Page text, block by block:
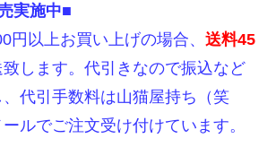
実施中■
円以上お買い上げの場合、 送料45
します。代引きなので振込など
代引手数料は山猫屋持ち（笑
ルでご注文受け付けています。